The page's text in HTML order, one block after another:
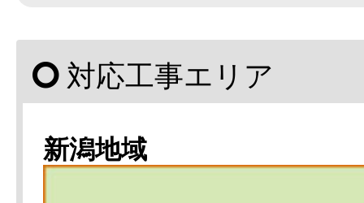
対応工事エリア
新潟地域